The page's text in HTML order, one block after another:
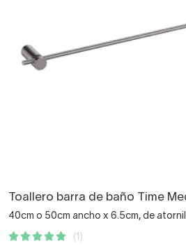
Toallero barra de baño Time
40cm o 50cm ancho x 6.5cm, de
(1)